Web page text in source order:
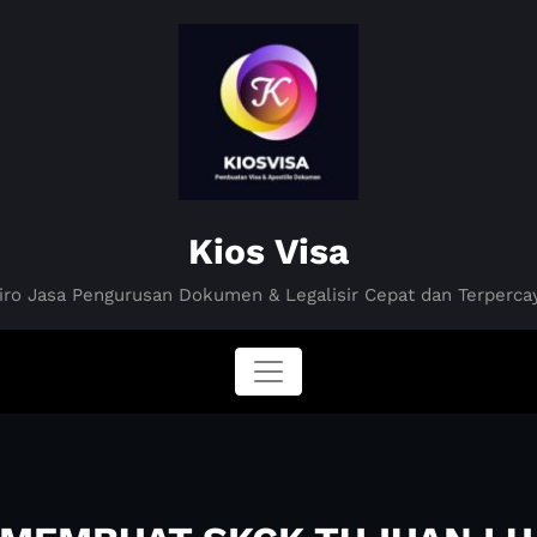
Kios Visa
Jasa Pengurusan Dokumen & Legalisir Cepat dan